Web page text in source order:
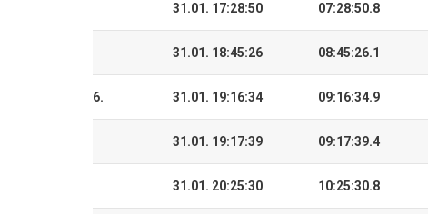
31.01. 17:28:50 07:28:50.8
31.01. 18:45:26 08:45:26.1
6. 31.01. 19:16:34 09:16:34.9
31.01. 19:17:39 09:17:39.4
31.01. 20:25:30 10:25:30.8